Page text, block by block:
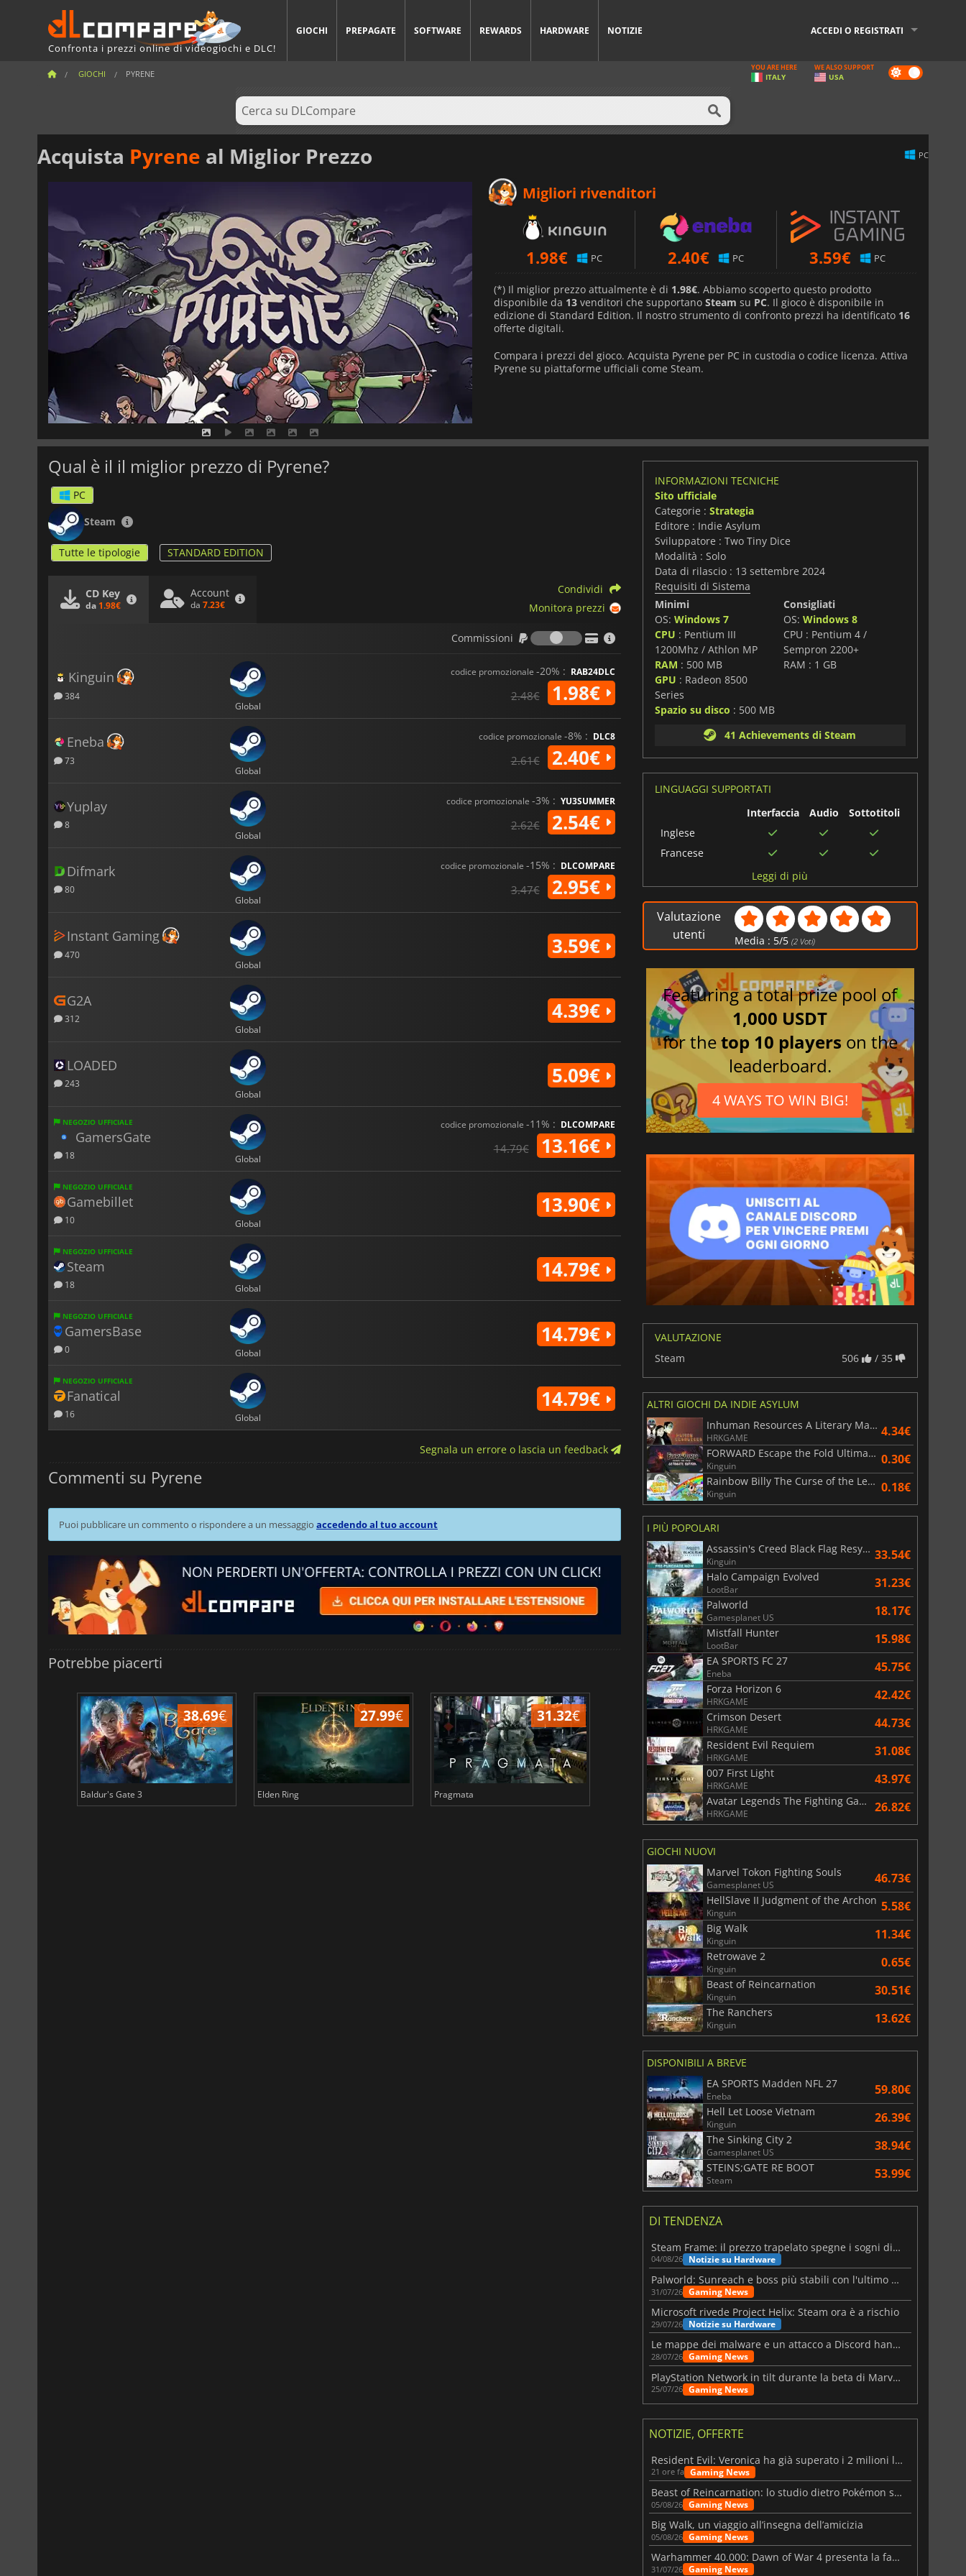
Confronta i prezzi online di videogiochi e DLC!
GIOCHI PREPAGATE SOFTWARE REWARDS HARDWARE NOTIZIE ACCEDI O REGISTRATI
GIOCHI PYRENE Dark
mode
YOU ARE HERE
ITALY
WE ALSO SUPPORT
USA
Acquista Pyrene al Miglior Prezzo PC
Migliori rivenditori
1.98€ PC 2.40€ PC 3.59€ PC
(*) Il miglior prezzo attualmente è di 1.98€. Abbiamo scoperto questo prodotto
disponibile da 13 venditori che supportano Steam su PC. Il gioco è disponibile in
edizione di Standard Edition. Il nostro strumento di confronto prezzi ha identificato 16
offerte digitali.
Compara i prezzi del gioco. Acquista Pyrene per PC in custodia o codice licenza. Attiva
Pyrene su piattaforme ufficiali come Steam.
Qual è il il miglior prezzo di Pyrene?
PC
Steam
Tutte le tipologie STANDARD EDITION
CD Key
da 1.98€
Account
da 7.23€
Condividi
Monitora prezzi
Commissioni
Commissioni
Kinguin
384
Global
codice promozionale -20% : RAB24DLC
2.48€ 1.98€
Eneba
73
Global
codice promozionale -8% : DLC8
2.61€ 2.40€
Yuplay
8
Global
codice promozionale -3% : YU3SUMMER
2.62€ 2.54€
Difmark
80
Global
codice promozionale -15% : DLCOMPARE
3.47€ 2.95€
Instant Gaming
470
Global
3.59€
G2A
312
Global
4.39€
LOADED
243
Global
5.09€
NEGOZIO UFFICIALE
GamersGate
18 Global
codice promozionale -11% : DLCOMPARE
14.79€ 13.16€
NEGOZIO UFFICIALE
Gamebillet
10 Global
13.90€
NEGOZIO UFFICIALE
Steam
18 Global
14.79€
NEGOZIO UFFICIALE
GamersBase
0 Global
14.79€
NEGOZIO UFFICIALE
Fanatical
16 Global
14.79€
Segnala un errore o lascia un feedback
Commenti su Pyrene
Puoi pubblicare un commento o rispondere a un messaggio accedendo al tuo account
Potrebbe piacerti
38.69€
Baldur's Gate 3
27.99€
Elden Ring
31.32€
Pragmata
6.76€
Total War WARHAMMER 3
15.48
Lies Of P
INFORMAZIONI TECNICHE
Sito ufficiale
Categorie : Strategia
Editore : Indie Asylum
Sviluppatore : Two Tiny Dice
Modalità : Solo
Data di rilascio : 13 settembre 2024
Requisiti di Sistema
Minimi
OS: Windows 7
CPU : Pentium III
1200Mhz / Athlon MP
RAM : 500 MB
GPU : Radeon 8500
Series
Spazio su disco : 500 MB
Consigliati
OS:Windows 8
CPU : Pentium 4 /
Sempron 2200+
RAM : 1 GB
41 Achievements di Steam
LINGUAGGI SUPPORTATI
Interfaccia
Audio
Sottotitoli
Inglese
Francese
semplificato
Leggi di più
Valutazione
utenti
Media : 5/5 (2 Voti)
Featuring a total prize pool of
1,000 USDT
for thetop 10 players on the
leaderboard.
4 WAYS TO WIN BIG!
VALUTAZIONE
Steam
506 / 35
ALTRI GIOCHI DA INDIE ASYLUM
Inhuman Resources A Literary Machination
HRKGAME 4.34€
FORWARD Escape the Fold Ultimate Edition
Kinguin 0.30€
Rainbow Billy The Curse of the Leviathan
Kinguin 0.18€
I PIÙ POPOLARI
Assassin's Creed Black Flag Resynced
Kinguin 33.54€
Halo Campaign Evolved
LootBar 31.23€
Palworld
Gamesplanet US 18.17€
Mistfall Hunter
LootBar 15.98€
EA SPORTS FC 27
Eneba 45.75€
Forza Horizon 6
HRKGAME 42.42€
Crimson Desert
HRKGAME 44.73€
Resident Evil Requiem
HRKGAME 31.08€
007 First Light
HRKGAME 43.97€
Avatar Legends The Fighting Game
HRKGAME 26.82€
GIOCHI NUOVI
Marvel Tokon Fighting Souls
Gamesplanet US 46.73€
HellSlave II Judgment of the Archon
Kinguin 5.58€
Big Walk
Kinguin 11.34€
Retrowave 2
Kinguin 0.65€
Beast of Reincarnation
Kinguin 30.51€
The Ranchers
Kinguin 13.62€
DISPONIBILI A BREVE
EA SPORTS Madden NFL 27
Eneba 59.80€
Hell Let Loose Vietnam
Kinguin 26.39€
The Sinking City 2
Gamesplanet US 38.94€
STEINS;GATE RE BOOT
Steam 53.99€
DI TENDENZA
Steam Frame: il prezzo trapelato spegne i sogni di un VR economico
04/08/26 Notizie su Hardware
Palworld: Sunreach e boss più stabili con l'ultimo update
31/07/26 Gaming News
Microsoft rivede Project Helix: Steam ora è a rischio
29/07/26 Notizie su Hardware
Le mappe dei malware e un attacco a Discord hanno colpito Meccha Chameleon
28/07/26 Gaming News
PlayStation Network in tilt durante la beta di Marvel Tōkon
25/07/26 Gaming News
NOTIZIE, OFFERTE
Resident Evil: Veronica ha già superato i 2 milioni liste dei desideri
21 ore fa Gaming News
Beast of Reincarnation: lo studio dietro Pokémon su una nuova strada
05/08/26 Gaming News
Big Walk, un viaggio all’insegna dell’amicizia
05/08/26 Gaming News
Warhammer 40.000: Dawn of War 4 presenta la fazione dei Necron
31/07/26 Gaming News